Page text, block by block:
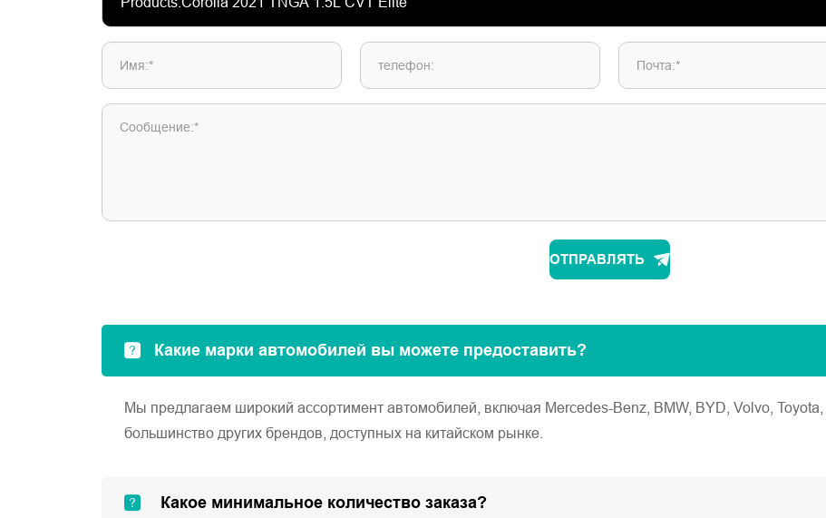
Имя:* телефон: Почта:*
Сообщение:*
ОТПРАВЛЯТЬ
Какие марки автомобилей вы можете предоставить?
Мы предлагаем широкий ассортимент автомобилей, включая Mercedes-Benz, BMW, BYD, Volvo,
большинство других брендов, доступных на китайском рынке.
Какое минимальное количество заказа?